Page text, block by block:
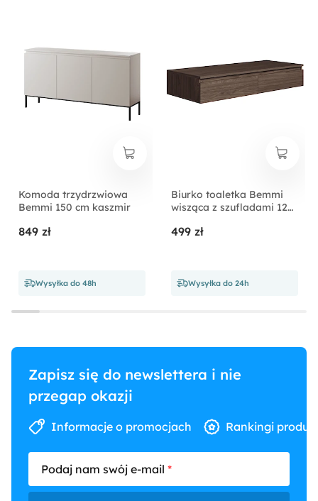
Komoda trzydrzwiowa
Bemmi 150 cm kaszmir
849 zł
Wysyłka do 48h
Biurko toaletka Bemmi
wisząca z szufladami 120
499 zł
Wysyłka do 24h
Zapisz się do newslettera i nie
przegap okazji
Informacje o promocjach Rankingi
Podaj nam swój e-mail